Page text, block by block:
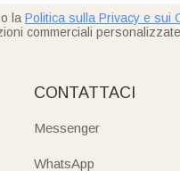
la Politica sulla Privacy e sui
commerciali
CONTATTACI
Messenger
WhatsApp